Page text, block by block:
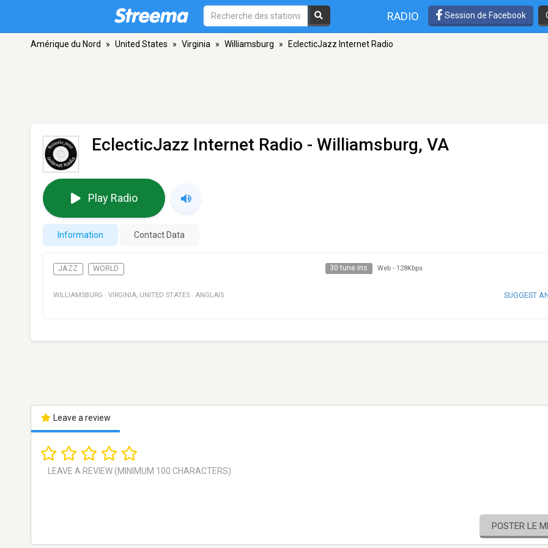
RADIO Session de Facebook
Amérique du Nord » United States » Virginia » Williamsburg » EclecticJazz Internet Radio
EclecticJazz Internet Radio - Williamsburg, VA
Play Radio
Information Contact Data
JAZZ WORLD 30 tune ins Web - 128Kbps
WILLIAMSBURG · VIRGINIA, UNITED STATES · ANGLAIS SUGGEST
Leave a review
POSTER LE